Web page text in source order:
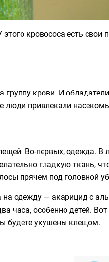
кровососа есть свои
крови. И
люди привлекали
Во-первых, одежда. В
гладкую ткань,
прячем под головной
одежду — акарицид с
часа, особенно детей.
будете укушены клещом.